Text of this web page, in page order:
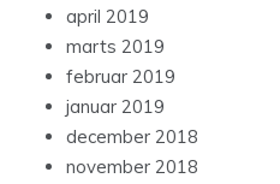
april 2019
marts 2019
februar 2019
januar 2019
december 2018
november 2018